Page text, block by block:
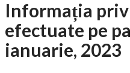
Informația
efectuate pe
ianuarie, 2023